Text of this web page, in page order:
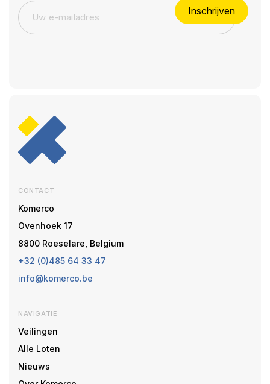
Inschrijven
CONTACT
Komerco
Ovenhoek 17
8800 Roeselare, Belgium
+32 (0)485 64 33 47
info@komerco.be
NAVIGATIE
Veilingen
Alle Loten
Nieuws